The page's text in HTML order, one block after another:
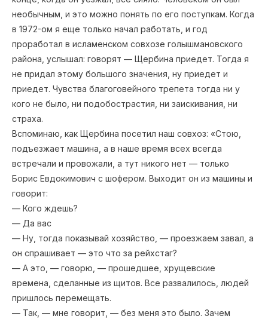
необычным, и это можно понять по его поступкам. Когда
в 1972-ом я еще только начал работать, и год
проработал в исламенском совхозе голышмановского
района, услышал: говорят — Щербина приедет. Тогда я
не придал этому большого значения, ну приедет и
приедет. Чувства благоговейного трепета тогда ни у
кого не было, ни подобострастия, ни заискивания, ни
страха.
Вспоминаю, как Щербина посетил наш совхоз: «Стою,
подъезжает машина, а в наше время всех всегда
встречали и провожали, а тут никого нет — только
Борис Евдокимович с шофером. Выходит он из машины и
говорит:
— Кого ждешь?
— Да вас
— Ну, тогда показывай хозяйство, — проезжаем завал, а
он спрашивает — это что за рейхстаг?
— А это, — говорю, — прошедшее, хрущевские
времена, сделанные из щитов. Все развалилось, людей
пришлось перемещать.
— Так, — мне говорит, — без меня это было. Зачем